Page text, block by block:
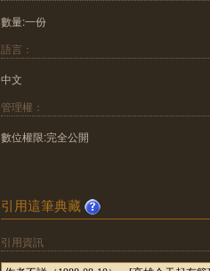
數量:一份
語言：
中文
管理權：
數位權限:完全公開
引用這筆典藏
引用資訊